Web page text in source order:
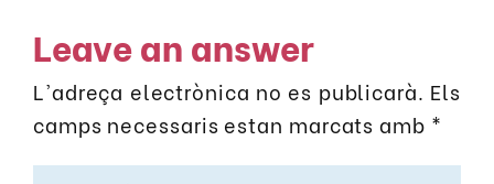
Leave an answer
L'adreça electrònica no es publicarà. Els
camps necessaris estan marcats amb *